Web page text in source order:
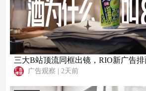
三大B站顶流同框出镜，RIO新广告排
广告观察 2天前